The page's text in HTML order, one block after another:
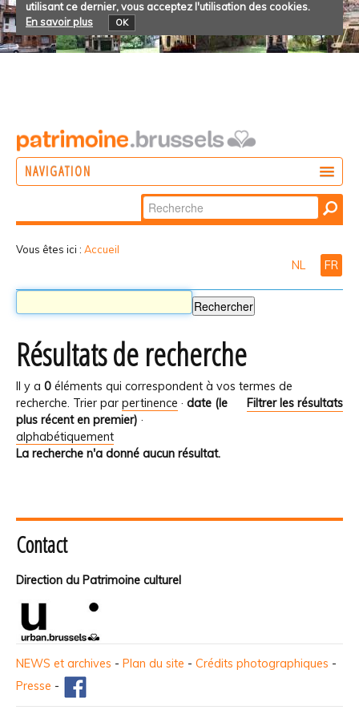
utilisant ce dernier, vous acceptez l'utilisation des cookies.
En savoir plus
OK
NAVIGATION
Chercher par
Recherche
Vous êtes ici : Accueil
NL FR
Résultats de recherche
Il y a 0 éléments qui correspondent à vos termes de
recherche.
Filtrer les résultats
Trier par pertinence · date (le
plus récent en premier) ·
alphabétiquement
La recherche n'a donné aucun résultat.
Contact
Direction du Patrimoine culturel
NEWS et archives - Plan du site - Crédits photographiques -
Presse -